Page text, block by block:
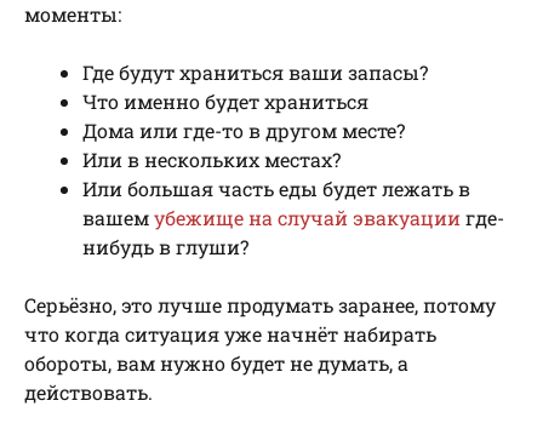
моменты:
Где будут храниться ваши запасы?
Что именно будет храниться
Дома или где-то в другом месте?
Или в нескольких местах?
Или большая часть еды будет лежать в
вашемубежище на случай эвакуации где-
нибудь в глуши?
Серьёзно, это лучше продумать заранее, потому
что когда ситуация уже начнёт набирать
обороты, вам нужно будет не думать, а
действовать.